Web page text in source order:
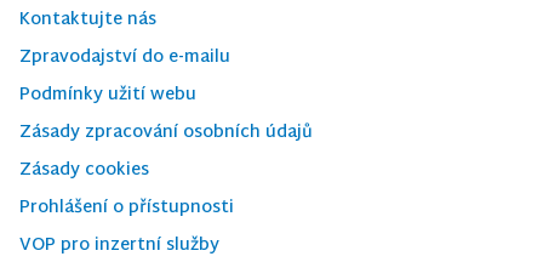
Kontaktujte nás
Zpravodajství do e-mailu
Podmínky užití webu
Zásady zpracování osobních údajů
Zásady cookies
Prohlášení o přístupnosti
VOP pro inzertní služby